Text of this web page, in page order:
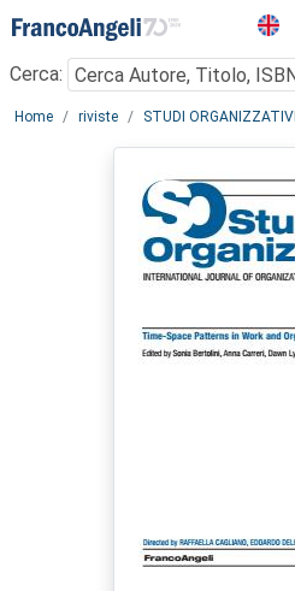
Menu
Cerca:
Main content
Home riviste STUDI ORGANIZZATIVI